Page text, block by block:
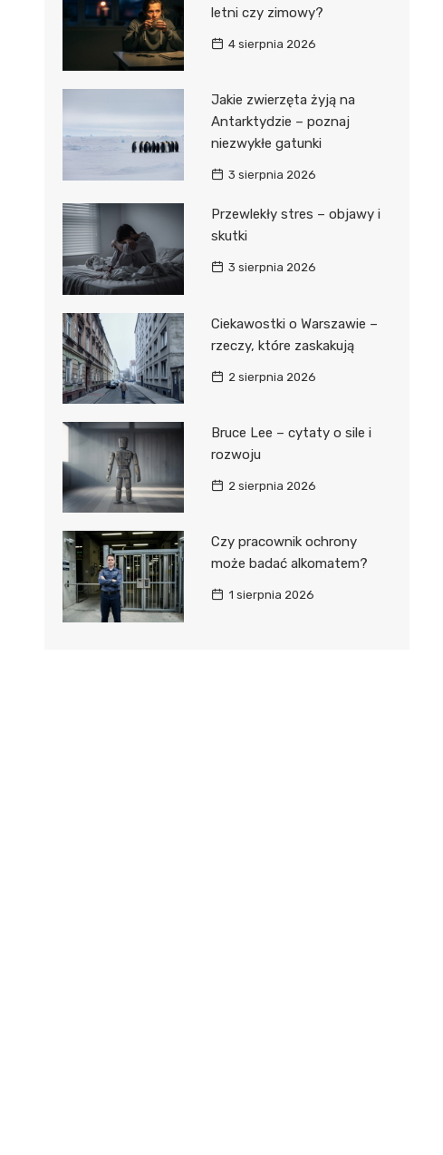
letni czy zimowy?
4 sierpnia 2026
Jakie zwierzęta żyją na
Antarktydzie – poznaj
niezwykłe gatunki
3 sierpnia 2026
Przewlekły stres – objawy i
skutki
3 sierpnia 2026
Ciekawostki o Warszawie –
rzeczy, które zaskakują
2 sierpnia 2026
Bruce Lee – cytaty o sile i
rozwoju
2 sierpnia 2026
Czy pracownik ochrony
może badać alkomatem?
1 sierpnia 2026